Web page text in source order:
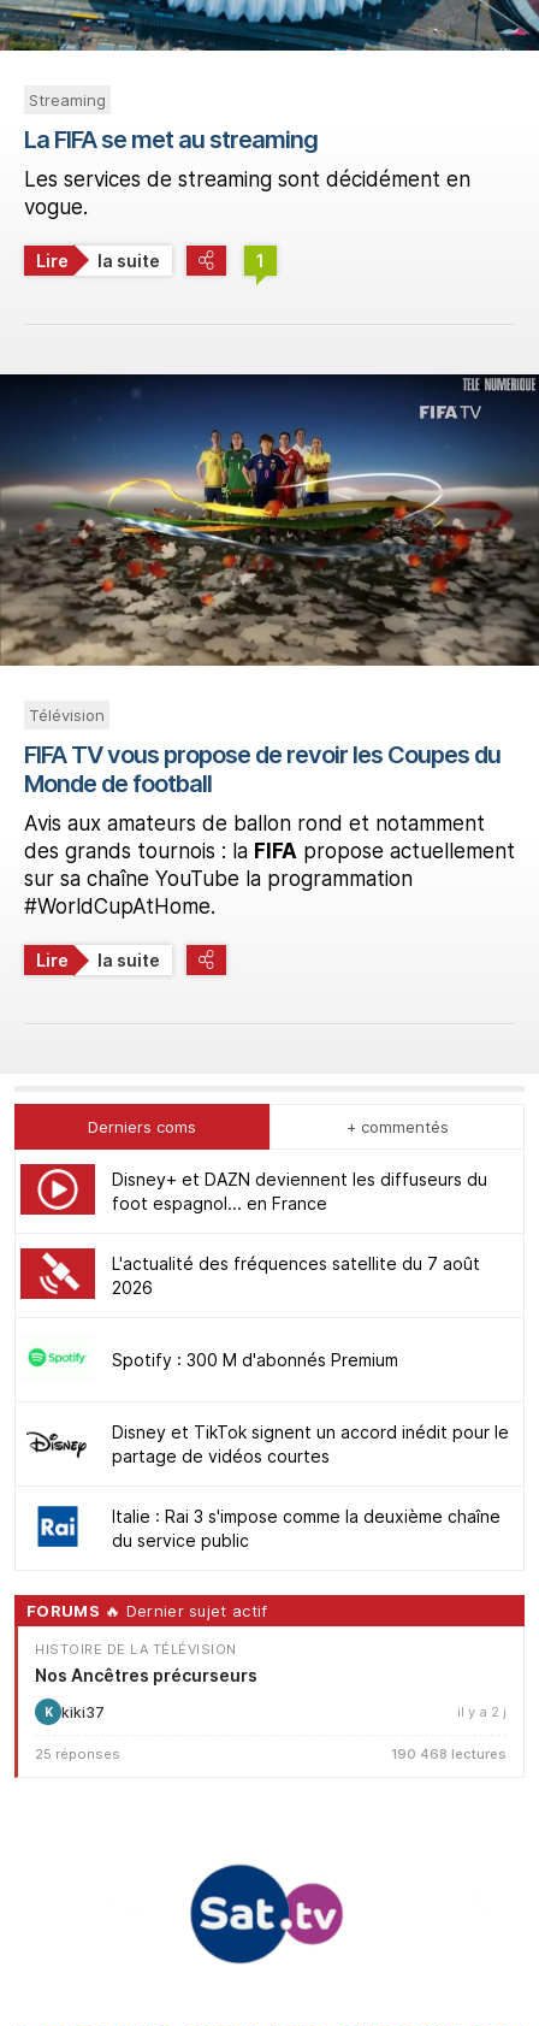
Streaming
La FIFA se met au streaming
Les services de streaming sont décidément en
vogue.
Lire la suite 1
Télévision
FIFA TV vous propose de revoir les Coupes du
Monde de football
Avis aux amateurs de ballon rond et notamment
des grands tournois : la FIFA propose actuellement
sur sa chaîne YouTube la programmation
#WorldCupAtHome.
Lire la suite
Derniers coms + commentés
Disney+ et DAZN deviennent les diffuseurs du
foot espagnol... en France
L'actualité des fréquences satellite du 7 août
2026
Spotify : 300 M d'abonnés Premium
Disney et TikTok signent un accord inédit pour le
partage de vidéos courtes
Italie : Rai 3 s'impose comme la deuxième chaîne
du service public
FORUMS 🔥 Dernier sujet actif
HISTOIRE DE LA TÉLÉVISION
Nos Ancêtres précurseurs
K kiki37 il y a 2 j
25 réponses 190 468 lectures